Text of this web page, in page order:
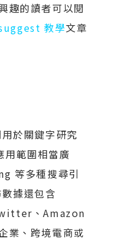
趣的讀者可以閱
教學文章
於關鍵字研究
用範圍相當廣
等多種搜尋引
據還包含
、Amazon
業、跨境電商或